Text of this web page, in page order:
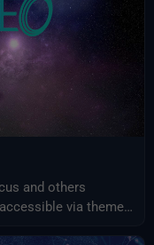
and others
via themes